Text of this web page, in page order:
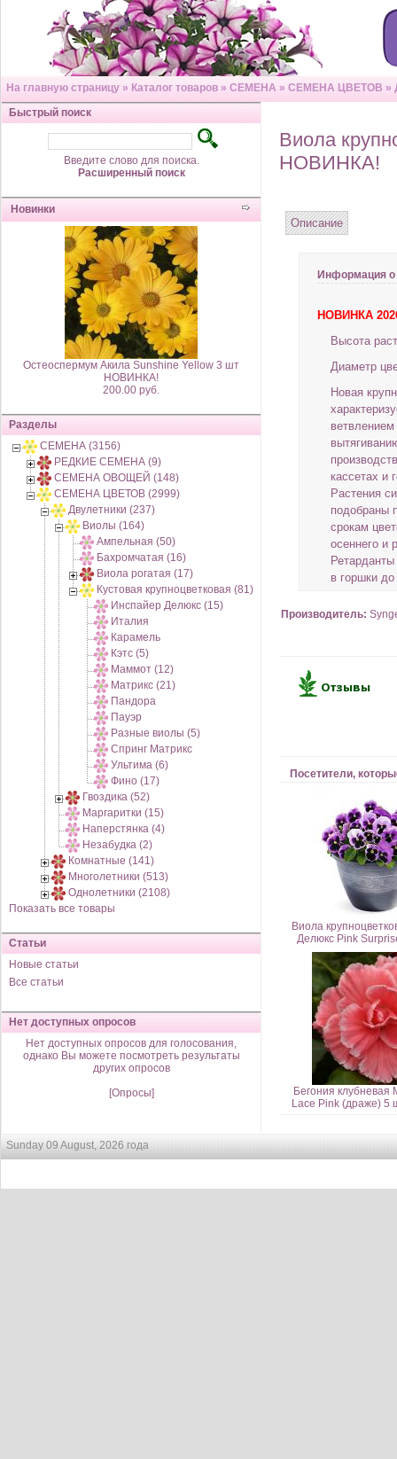
На главную страницу » Каталог товаров » СЕМЕНА » СЕМЕНА ЦВЕТОВ »
Быстрый поиск
Введите слово для поиска.
Расширенный поиск
Новинки
Остеоспермум Акила Sunshine Yellow 3 шт
НОВИНКА!
200.00 руб.
Разделы
СЕМЕНА (3156)
РЕДКИЕ СЕМЕНА (9)
СЕМЕНА ОВОЩЕЙ (148)
СЕМЕНА ЦВЕТОВ (2999)
Двулетники (237)
Виолы (164)
Ампельная (50)
Бахромчатая (16)
Виола рогатая (17)
Кустовая крупноцветковая (81)
Инспайер Делюкс (15)
Италия
Карамель
Кэтс (5)
Маммот (12)
Матрикс (21)
Пандора
Пауэр
Разные виолы (5)
Спринг Матрикс
Ультима (6)
Фино (17)
Гвоздика (52)
Маргаритки (15)
Наперстянка (4)
Незабудка (2)
Комнатные (141)
Многолетники (513)
Однолетники (2108)
Показать все товары
Статьи
Новые статьи
Все статьи
Нет доступных опросов
Нет доступных опросов для голосования,
однако Вы можете посмотреть результаты
других опросов
[Опросы]
Виола
НОВИНКА!
Описание
Информация о
НОВИНКА
Высота
Диаметр
Новая
кассетах и
Растения
подобраны
срокам
осеннего и
в горшки
Производитель:
Посетители,
Виола
Делюкс Pink
Бегония клубневая
Lace Pink (драже)
Sunday 09 August, 2026 года